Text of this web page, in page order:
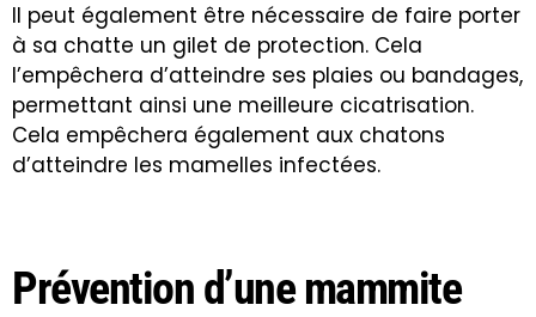
Il peut également être nécessaire de faire porter
à sa chatte un gilet de protection. Cela
l’empêchera d’atteindre ses plaies ou bandages,
permettant ainsi une meilleure cicatrisation.
Cela empêchera également aux chatons
d’atteindre les mamelles infectées.
Prévention d’une mammite